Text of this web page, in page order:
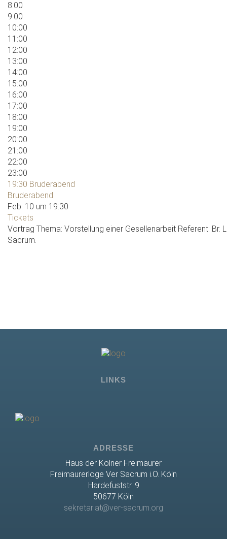
8:00
9:00
10:00
11:00
12:00
13:00
14:00
15:00
16:00
17:00
18:00
19:00
20:00
21:00
22:00
23:00
19:30 Bruderabend
Bruderabend
Feb. 10 um 19:30
Tickets
Vortrag Thema: Vorstellung einer Gesellenarbeit Referent: Br.
Sacrum.
LINKS
ADRESSE
Haus der Kölner Freimaurer
Freimaurerloge Ver Sacrum i.O. Köln
Hardefuststr. 9
50677 Köln
sekretariat@ver-sacrum.org